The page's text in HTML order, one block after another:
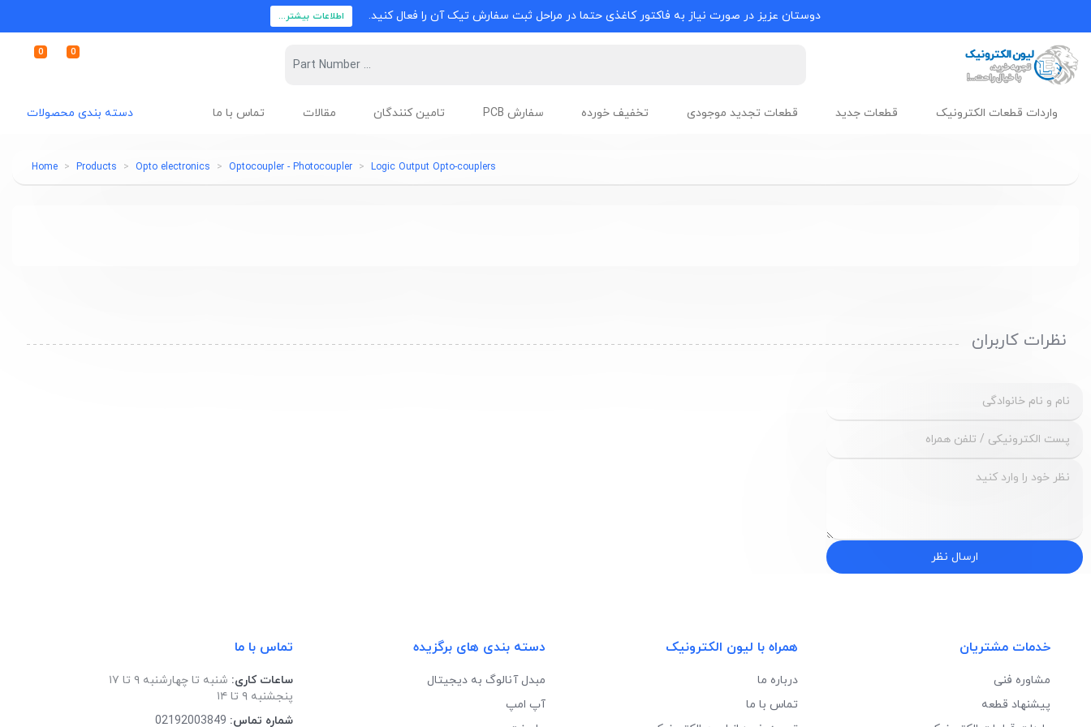
دوستان عزیز در صورت نیاز به فاکتور کاغذی حتما در مراحل ثبت سفارش تیک آن را فعال کنید. اطلاعات بیشتر...
0 0
دسته بندی محصولات واردات قطعات الکترونیک قطعات جدید قطعات تجدید موجودی تخفیف خورده سفارش PCB تامین کنندگان مقالات تماس با ما
Home Products Opto electronics Optocoupler - Photocoupler Logic Output Opto-couplers
نظرات کاربران
ارسال نظر
خدمات مشتریان
مشاوره فنی
پیشنهاد قطعه
همراه با لیون الکترونیک
درباره ما
تماس با ما
دسته بندی های برگزیده
مبدل آنالوگ به دیجیتال
آپ امپ
تماس با ما
ساعات کاری: شنبه تا چهارشنبه ۹ تا ۱۷
پنجشنبه ۹ تا ۱۴
شماره تماس: 02192003849